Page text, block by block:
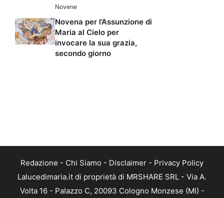
Novene
Novena per l’Assunzione di
Maria al Cielo per
invocare la sua grazia,
secondo giorno
Redazione - Chi Siamo - Disclaimer - Privacy Policy
Lalucedimaria.it di proprietà di MRSHARE SRL - Via A.
Volta 16 - Palazzo C, 20093 Cologno Monzese (MI) -